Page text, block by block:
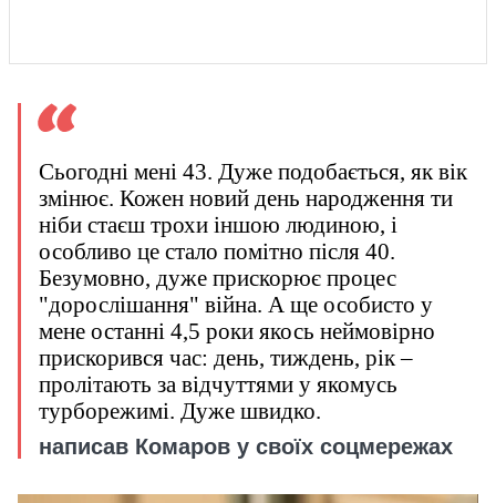
Сьогодні мені 43. Дуже подобається, як вік
змінює. Кожен новий день народження ти
ніби стаєш трохи іншою людиною, і
особливо це стало помітно після 40.
Безумовно, дуже прискорює процес
"дорослішання" війна. А ще особисто у
мене останні 4,5 роки якось неймовірно
прискорився час: день, тиждень, рік –
пролітають за відчуттями у якомусь
турборежимі. Дуже швидко.
написав Комаров у своїх соцмережах